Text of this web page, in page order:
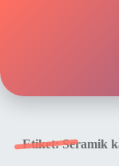
Etiket:Seramik